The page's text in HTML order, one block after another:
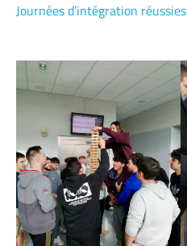
Journées d’intégration